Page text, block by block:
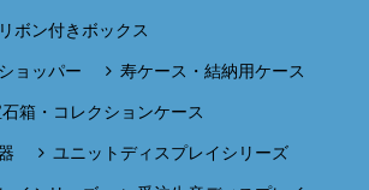
ボン付きボックス
ョッパー 寿ケース・結納用ケース
箱・コレクションケース
ユニットディスプレイシリーズ